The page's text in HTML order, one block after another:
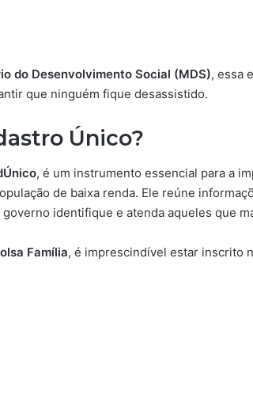
do Desenvolvimento Social (MDS), essa
que ninguém fique desassistido.
Único?
, é um instrumento essencial para a
de baixa renda. Ele reúne
identifique e atenda aqueles que
Família, é imprescindível estar inscrito